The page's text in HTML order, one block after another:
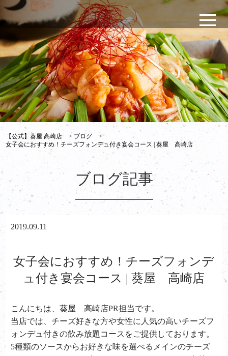
【公式】葵屋 高崎店 > ブログ
>
女子会におすすめ！チーズフォンデュ付き宴会コース | 葵屋 高崎店
ブログ記事
2019.09.11
女子会におすすめ！チーズフォンデ
ュ付き宴会コース | 葵屋 高崎店
こんにちは、葵屋 高崎店PR担当です。
当店では、チーズ好きな方や女性に人気の高いチーズフ
ォンデュ付きの飲み放題コースをご提供しております。
5種類のソースからお好きな味を選べるメインのチーズ